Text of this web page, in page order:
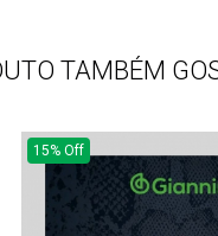
TAMBÉM
15% Off